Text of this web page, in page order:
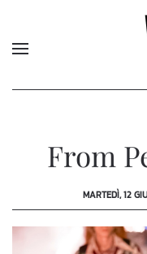
From
MARTEDÌ, 12